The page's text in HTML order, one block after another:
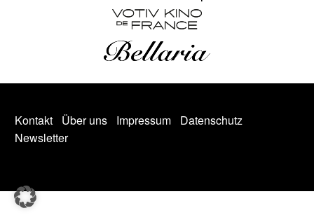
Kontakt Über uns Impressum
Datenschutz
Newsletter